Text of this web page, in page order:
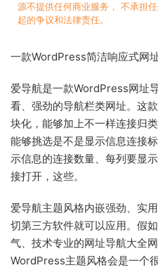
源不提供任何商业服务， 不承担
起的争议和法律责任。
一款WordPress简洁响应式网
爱导航是一款WordPress网址
看、强劲的导航栏类网址。这
块化，能够加上不一样连接归
能够挑选是不是显示信息连接
示信息的连接数量、每列要显
接打开，这些。
爱导航主题风格内嵌强劲、实
切第三方软件就可以应用。假
气、技术专业的网址导航大全
WordPress主题风格会是一个很